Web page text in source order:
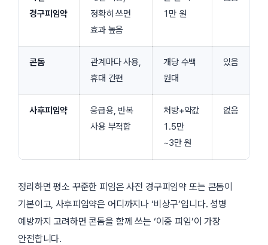
경구피임약
정확히 쓰면
효과 높음
1만 원
콘돔
관계마다 사용,
휴대 간편
개당 수백
원대
있음
사후피임약
응급용, 반복
사용 부적합
처방+약값
1.5만
~3만 원
없음
정리하면 평소 꾸준한 피임은 사전 경구피임약 또는 콘돔이
기본이고, 사후피임약은 어디까지나 ‘비상구’입니다. 성병
예방까지 고려하면 콘돔을 함께 쓰는 ‘이중 피임’이 가장
안전합니다.